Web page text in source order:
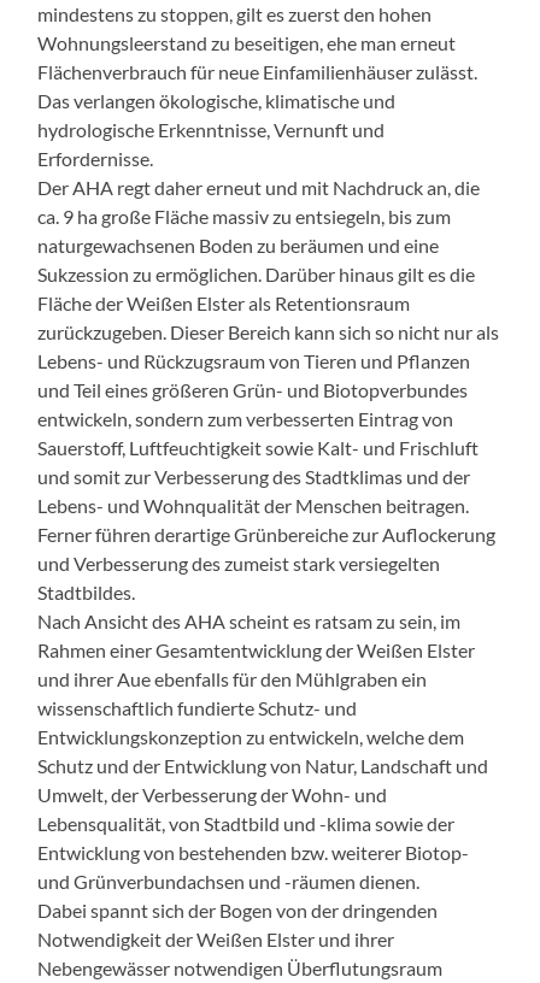
mindestens zu stoppen, gilt es zuerst den hohen
Wohnungsleerstand zu beseitigen, ehe man erneut
Flächenverbrauch für neue Einfamilienhäuser zulässt.
Das verlangen ökologische, klimatische und
hydrologische Erkenntnisse, Vernunft und
Erfordernisse.
Der AHA regt daher erneut und mit Nachdruck an, die
ca. 9 ha große Fläche massiv zu entsiegeln, bis zum
naturgewachsenen Boden zu beräumen und eine
Sukzession zu ermöglichen. Darüber hinaus gilt es die
Fläche der Weißen Elster als Retentionsraum
zurückzugeben. Dieser Bereich kann sich so nicht nur als
Lebens- und Rückzugsraum von Tieren und Pflanzen
und Teil eines größeren Grün- und Biotopverbundes
entwickeln, sondern zum verbesserten Eintrag von
Sauerstoff, Luftfeuchtigkeit sowie Kalt- und Frischluft
und somit zur Verbesserung des Stadtklimas und der
Lebens- und Wohnqualität der Menschen beitragen.
Ferner führen derartige Grünbereiche zur Auflockerung
und Verbesserung des zumeist stark versiegelten
Stadtbildes.
Nach Ansicht des AHA scheint es ratsam zu sein, im
Rahmen einer Gesamtentwicklung der Weißen Elster
und ihrer Aue ebenfalls für den Mühlgraben ein
wissenschaftlich fundierte Schutz- und
Entwicklungskonzeption zu entwickeln, welche dem
Schutz und der Entwicklung von Natur, Landschaft und
Umwelt, der Verbesserung der Wohn- und
Lebensqualität, von Stadtbild und -klima sowie der
Entwicklung von bestehenden bzw. weiterer Biotop-
und Grünverbundachsen und -räumen dienen.
Dabei spannt sich der Bogen von der dringenden
Notwendigkeit der Weißen Elster und ihrer
Nebengewässer notwendigen Überflutungsraum